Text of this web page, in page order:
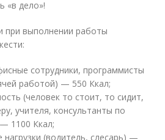
«в дело»!
при выполнении работы
сотрудники, программисты
работой) — 550 Ккал;
(человек то стоит, то сидит,
учителя, консультанты по
1100 Ккал;
нагрузки (водитель, слесарь) —